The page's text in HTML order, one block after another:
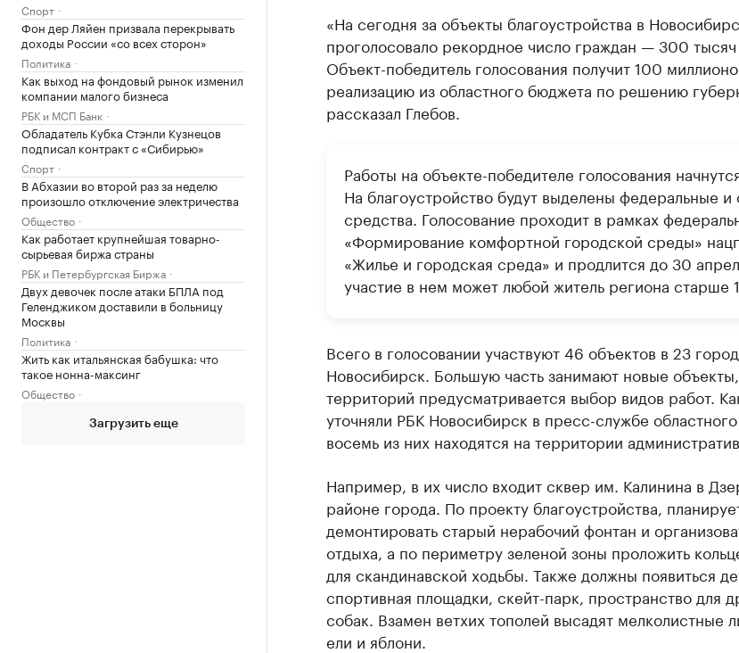
Спорт
Фон дер Ляйен призвала перекрывать
доходы России «со всех сторон»
Политика
Как выход на фондовый рынок изменил
компании малого бизнеса
РБК и МСП Банк
Обладатель Кубка Стэнли Кузнецов
подписал контракт с «Сибирью»
Спорт
В Абхазии во второй раз за неделю
произошло отключение электричества
Общество
Как работает крупнейшая товарно-
сырьевая биржа страны
РБК и Петербургская Биржа
Двух девочек после атаки БПЛА под
Геленджиком доставили в больницу
Москвы
Политика
Жить как итальянская бабушка: что
такое нонна-максинг
Общество
Загрузить еще
«На сегодня за объекты благоустройства в
проголосовало рекордное число граждан — 300 тысяч
Объект-победитель голосования получит 100
реализацию из областного бюджета по решению
рассказал Глебов.
Работы на объекте-победителе голосования
На благоустройство будут выделены федеральные и
средства. Голосование проходит в рамках
«Формирование комфортной городской среды»
«Жилье и городская среда» и продлится до 30
участие в нем может любой житель региона старше
Всего в голосовании участвуют 46 объектов в 23
Новосибирск. Большую часть занимают новые
территорий предусматривается выбор видов работ.
уточняли РБК Новосибирск в пресс-службе областного
восемь из них находятся на территории
Например, в их число входит сквер им. Калинина в
районе города. По проекту благоустройства,
демонтировать старый нерабочий фонтан и
отдыха, а по периметру зеленой зоны проложить
для скандинавской ходьбы. Также должны появиться
спортивная площадки, скейт-парк, пространство для
собак. Взамен ветхих тополей высадят мелколистные
ели и яблони.